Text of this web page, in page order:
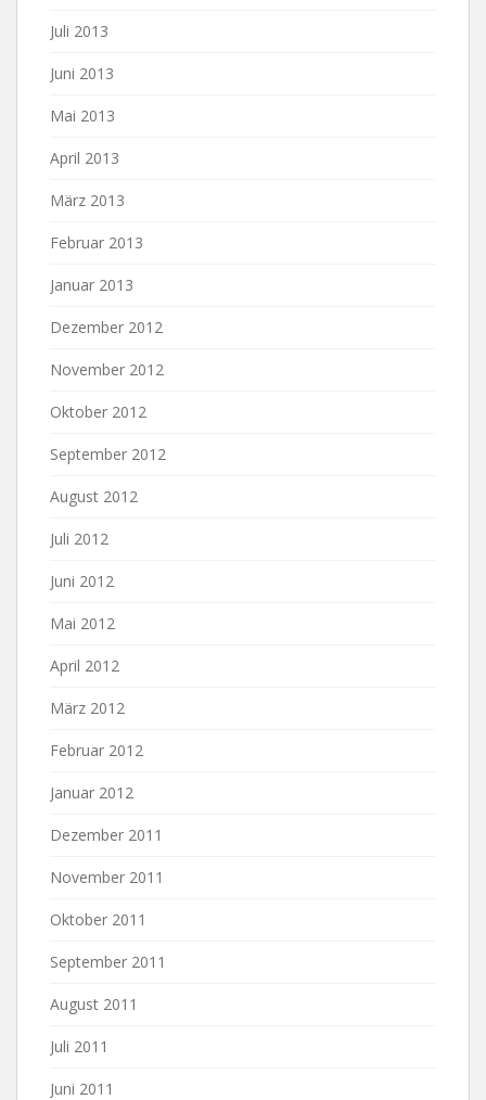
Juli 2013
Juni 2013
Mai 2013
April 2013
März 2013
Februar 2013
Januar 2013
Dezember 2012
November 2012
Oktober 2012
September 2012
August 2012
Juli 2012
Juni 2012
Mai 2012
April 2012
März 2012
Februar 2012
Januar 2012
Dezember 2011
November 2011
Oktober 2011
September 2011
August 2011
Juli 2011
Juni 2011